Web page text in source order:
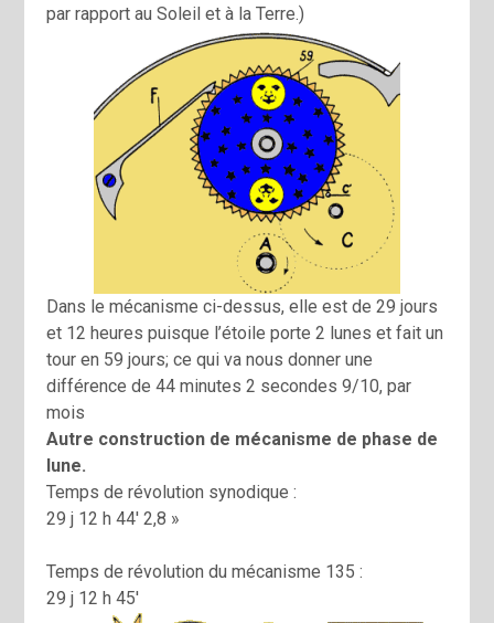
par rapport au Soleil et à la Terre.)
Dans le mécanisme ci-dessus, elle est de 29 jours
et 12 heures puisque l’étoile porte 2 lunes et fait un
tour en 59 jours; ce qui va nous donner une
différence de 44 minutes 2 secondes 9/10, par
mois
Autre construction de mécanisme de phase de
lune.
Temps de révolution synodique :
29 j 12 h 44′ 2,8 »
Temps de révolution du mécanisme 135 :
29 j 12 h 45′